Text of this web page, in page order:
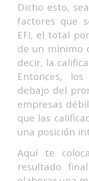
Dicho esto,
factores que
EFI, el total
de un mínimo
decir, la
Entonces,
debajo del
empresas
que las
una posición
Aquí te
resultado